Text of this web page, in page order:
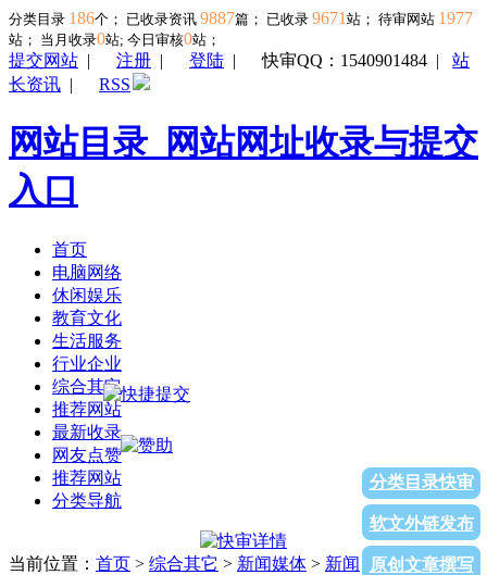
分类目录 186个； 已收录资讯 9887篇； 已收录 9671 站； 待审网站 1977
站； 当月收录0站; 今日审核0站；
提交网站 | 注册 | 登陆 |快审QQ：1540901484 | 站
长资讯 | RSS
网站目录_网站网址收录与提交
入口
首页
电脑网络
休闲娱乐
教育文化
生活服务
行业企业
综合其它
推荐网站
最新收录
网友点赞
推荐网站
分类导航
分类目录快审
软文外链发布
原创文章撰写
当前位置： 首页 > 综合其它 > 新闻媒体 > 新闻
> 韩国娱乐新